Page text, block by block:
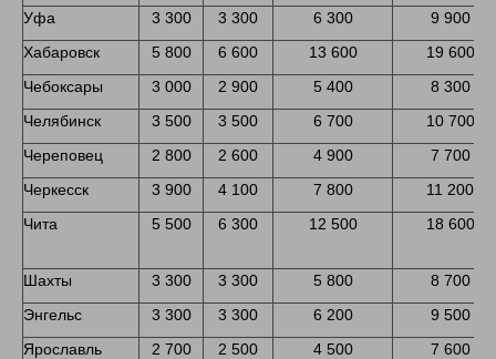
Уфа
3 300 3 300 6 300
9 900
Хабаровск
5 800 6 600 13 600
19 600
Чебоксары
3 000 2 900 5 400
8 300
Челябинск
3 500 3 500 6 700
10 700
Череповец
2 800 2 600 4 900
7 700
Черкесск
3 900 4 100 7 800
11 200
Чита
5 500 6 300 12 500 18 600
Шахты 3 300 3 300 5 800
8 700
Энгельс
3 300 3 300 6 200
9 500
Ярославль
2 700 2 500 4 500 7 600